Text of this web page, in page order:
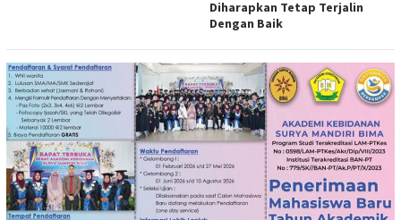
Diharapkan Tetap Terjalin
Dengan Baik